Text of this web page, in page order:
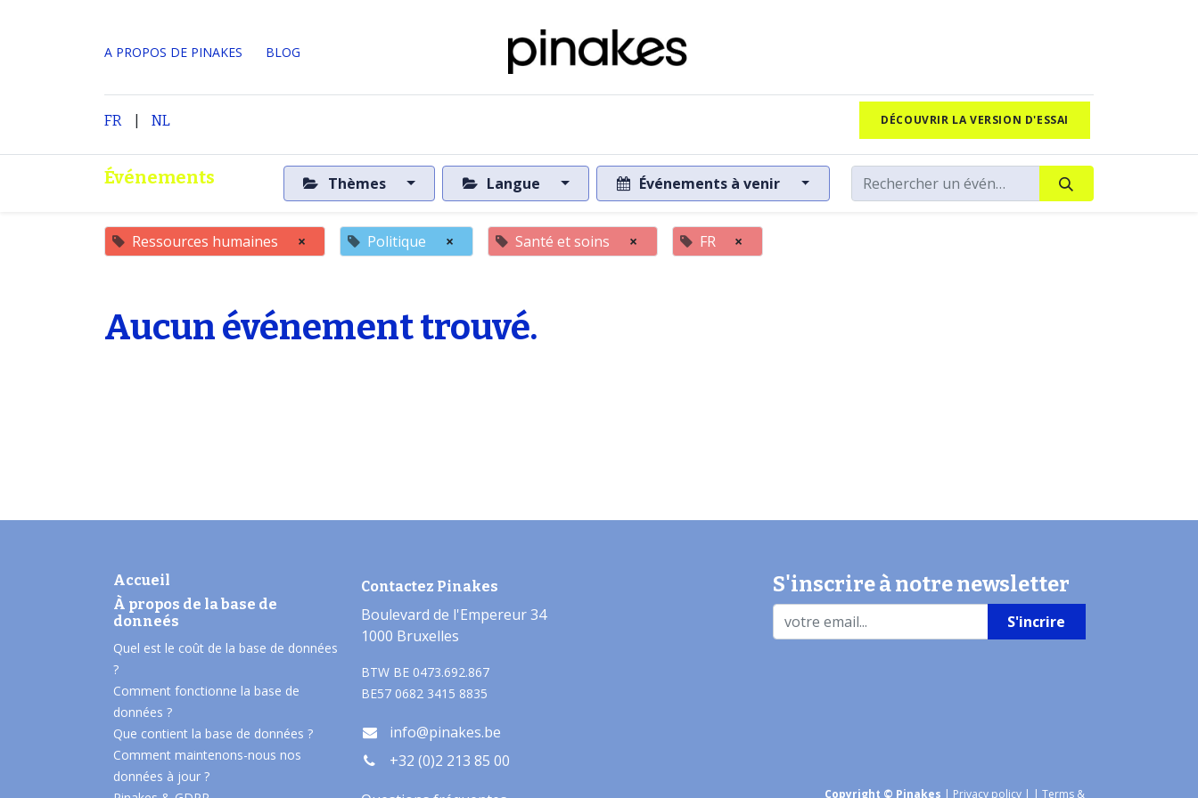
A PROPOS DE PINAKES ​BLOG
FR | NL DÉCOUVRIR LA VERSION D'ESSAI
Événements Thèmes Langue Événements à venir
Ressources humaines × Politique × Santé et soins × FR ×
Aucun événement trouvé.
Accueil
À propos de la base de
donneés​
Quel est le coût de la base de données
?
Comment fonctionne la base de
données ?
Que contient la base de données ?
Comment maintenons-nous nos
données à jour ?
Contactez Pinakes
Boulevard de l'Empereur 34
1000 Bruxelles
BTW BE 0473.692.867
BE57 0682 3415 8835
info@pinakes.be
+32 (0)2 213 85 00
S'inscrire à notre newsletter
S'incrire
Copyright © Pinakes | Privacy policy | | Terms &